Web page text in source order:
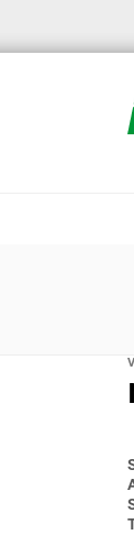
springen